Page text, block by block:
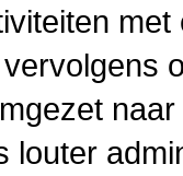
louter